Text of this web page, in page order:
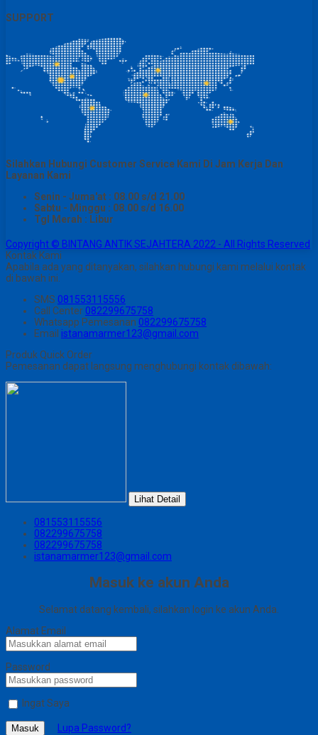
SUPPORT
Silahkan Hubungi Customer Service Kami Di Jam Kerja Dan
Layanan Kami
Senin - Juma'at : 08.00 s/d 21.00
Sabtu - Minggu : 08.00 s/d 16.00
Tgl Merah : Libur
Copyright © BINTANG ANTIK SEJAHTERA 2022 - All Rights Reserved
Kontak Kami
Apabila ada yang ditanyakan, silahkan hubungi kami melalui kontak
di bawah ini.
SMS 081553115556
Call Center 082299675758
Whatsapp Pemesanan 082299675758
Email istanamarmer123@gmail.com
Produk Quick Order
Pemesanan dapat langsung menghubungi kontak dibawah:
Lihat Detail
081553115556
082299675758
082299675758
istanamarmer123@gmail.com
Masuk ke akun Anda
Selamat datang kembali, silahkan login ke akun Anda.
Alamat Email
Password
Ingat Saya
Masuk Lupa Password?